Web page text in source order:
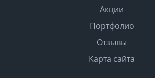
Акции
Портфолио
Отзывы
Карта сайта